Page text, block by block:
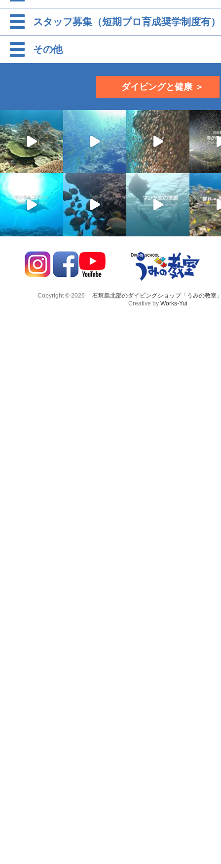
スタッフ募集（短期プロ育成奨学制度有）
その他
ダイビングと健康 ＞
Copyright © 2026
石垣島北部のダイビングショップ「うみの教室
Creative by Works-Yui